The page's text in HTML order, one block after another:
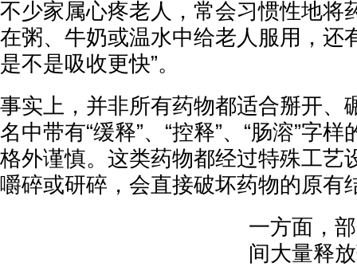
不少家属心疼老人，常会习惯性地将
在粥、牛奶或温水中给老人服用，还
是不是吸收更快”。
事实上，并非所有药物都适合掰开、
名中带有“缓释”、“控释”、“肠溶”字
格外谨慎。这类药物都经过特殊工艺
嚼碎或研碎，会直接破坏药物的原有
一方面，
间大量释